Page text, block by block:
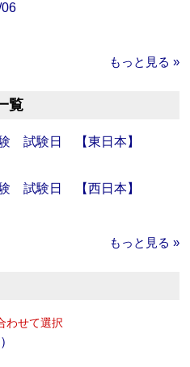
もっと見る »
覧
試験日 【東日本】
試験日 【西日本】
もっと見る »
わせて選択